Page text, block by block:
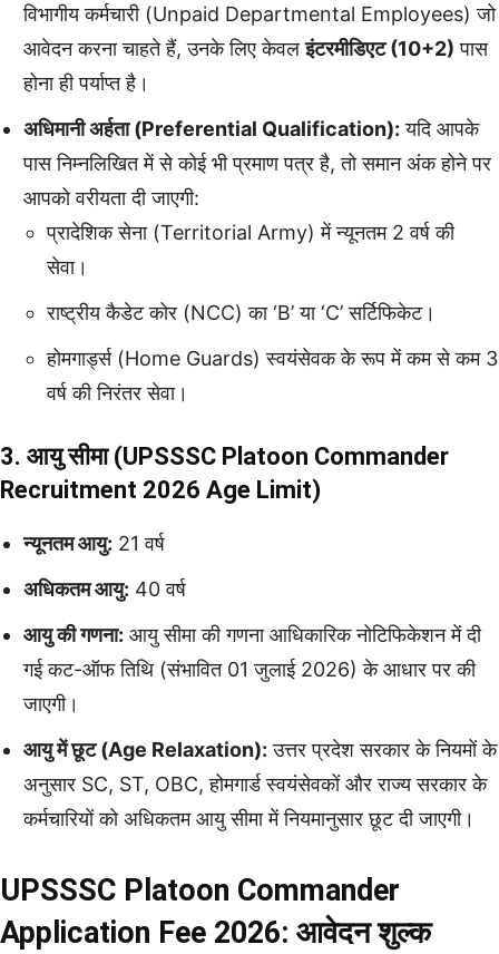
विभागीय कर्मचारी (Unpaid Departmental Employees) जो
आवेदन करना चाहते हैं, उनके लिए केवलइंटरमीडिएट (10+2) पास
होना ही पर्याप्त है।
अधिमानी अर्हता (Preferential Qualification): यदि आपके
पास निम्नलिखित में से कोई भी प्रमाण पत्र है, तो समान अंक होने पर
आपको वरीयता दी जाएगी:
प्रादेशिक सेना (Territorial Army) में न्यूनतम 2 वर्ष की
सेवा।
राष्ट्रीय कैडेट कोर (NCC) का ‘B’ या ‘C’ सर्टिफिकेट।
होमगार्ड्स (Home Guards) स्वयंसेवक के रूप में कम से कम 3
वर्ष की निरंतर सेवा।
3. आयु सीमा (UPSSSC Platoon Commander
Recruitment 2026 Age Limit)
न्यूनतम आयु: 21 वर्ष
अधिकतम आयु: 40 वर्ष
आयु की गणना: आयु सीमा की गणना आधिकारिक नोटिफिकेशन में दी
गई कट-ऑफ तिथि (संभावित 01 जुलाई 2026) के आधार पर की
जाएगी।
आयु में छूट (Age Relaxation): उत्तर प्रदेश सरकार के नियमों के
अनुसार SC, ST, OBC, होमगार्ड स्वयंसेवकों और राज्य सरकार के
कर्मचारियों को अधिकतम आयु सीमा में नियमानुसार छूट दी जाएगी।
UPSSSC Platoon Commander
Application Fee 2026: आवेदन शुल्क